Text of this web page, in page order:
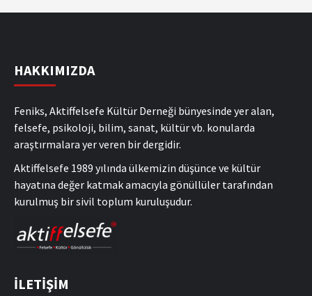
HAKKIMIZDA
Feniks, Aktiffelsefe Kültür Derneği bünyesinde yer alan,
felsefe, psikoloji, bilim, sanat, kültür vb. konularda
araştırmalara yer veren bir dergidir.
Aktiffelsefe 1989 yılında ülkemizin düşünce ve kültür
hayatına değer katmak amacıyla gönüllüler tarafından
kurulmuş bir sivil toplum kuruluşudur.
İLETİŞİM